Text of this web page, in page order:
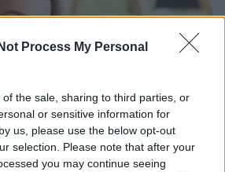
Process My Personal
the sale, sharing to third parties, or
or sensitive information for
us, please use the below opt-out
selection. Please note that after your
you may continue seeing